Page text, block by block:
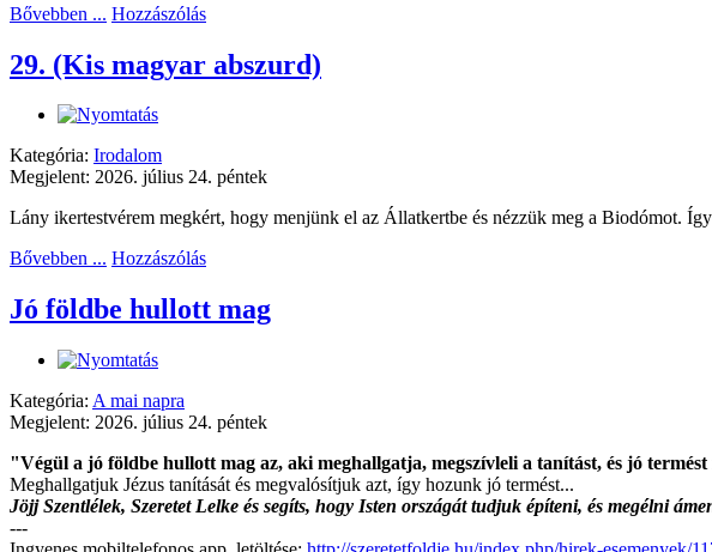
Bővebben ... Hozzászólás
29. (Kis magyar abszurd)
Kategória: Irodalom
Megjelent: 2026. július 24. péntek
Lány ikertestvérem megkért, hogy menjünk el az Állatkertbe és nézzük meg a Biodómot.
Bővebben ... Hozzászólás
Jó földbe hullott mag
Kategória: A mai napra
Megjelent: 2026. július 24. péntek
"Végül a jó földbe hullott mag az, aki meghallgatja, megszívleli a tanítást, és jó
Meghallgatjuk Jézus tanítását és megvalósítjuk azt, így hozunk jó termést...
Jöjj Szentlélek, Szeretet Lelke és segíts, hogy Isten országát tudjuk építeni, és megélni
---